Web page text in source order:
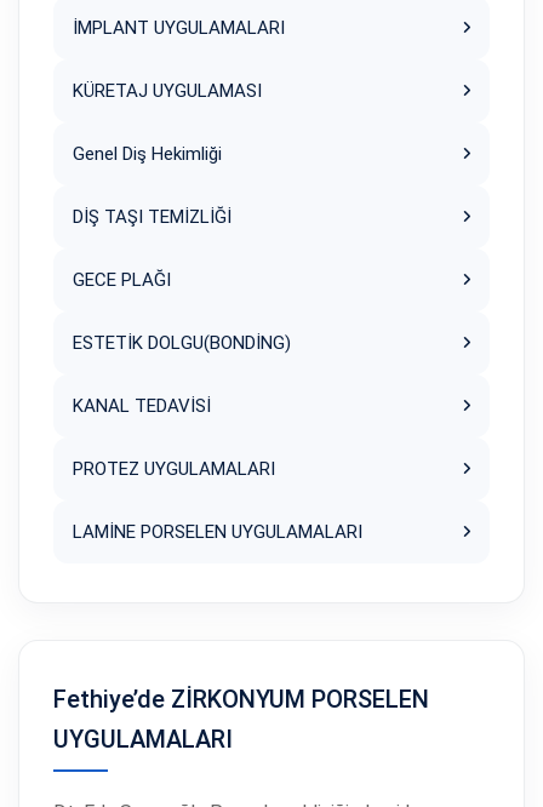
İMPLANT UYGULAMALARI
KÜRETAJ UYGULAMASI
Genel Diş Hekimliği
DİŞ TAŞI TEMİZLİĞİ
GECE PLAĞI
ESTETİK DOLGU(BONDİNG)
KANAL TEDAVİSİ
PROTEZ UYGULAMALARI
LAMİNE PORSELEN UYGULAMALARI
Fethiye’de ZİRKONYUM PORSELEN
UYGULAMALARI